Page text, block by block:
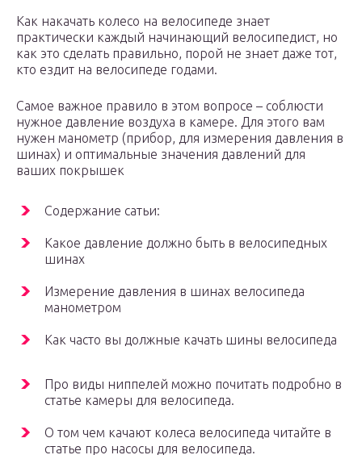
Как накачать колесо на велосипеде знает
практически каждый начинающий велосипедист, но
как это сделать правильно, порой не знает даже тот,
кто ездит на велосипеде годами.
Самое важное правило в этом вопросе – соблюсти
нужное давление воздуха в камере. Для этого вам
нужен манометр (прибор, для измерения давления в
шинах) и оптимальные значения давлений для
ваших покрышек
Содержание сатьи:
Какое давление должно быть в велосипедных
шинах
Измерение давления в шинах велосипеда
манометром
Как часто вы должные качать шины велосипеда
Про виды ниппелей можно почитать подробно в
статье камеры для велосипеда.
О том чем качают колеса велосипеда читайте в
статье про насосы для велосипеда.